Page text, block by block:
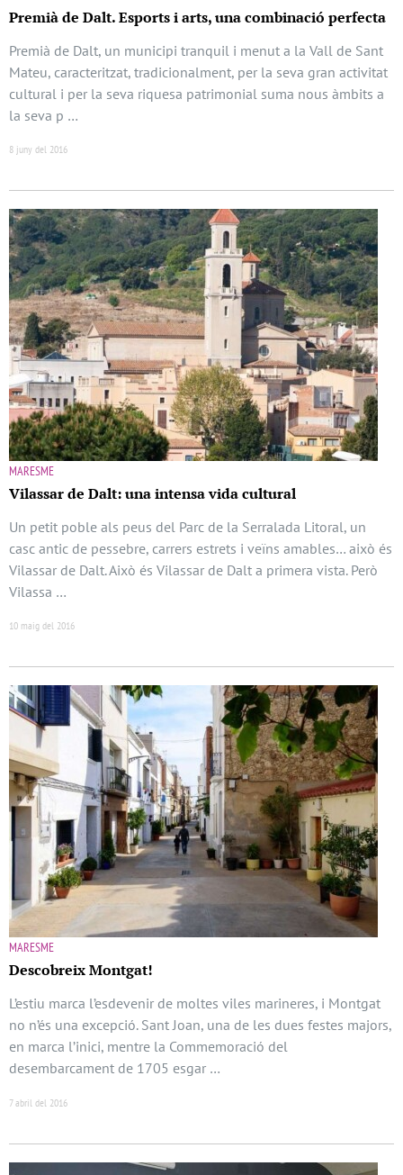
Premià de Dalt. Esports i arts, una combinació perfecta
Premià de Dalt, un municipi tranquil i menut a la Vall de Sant
Mateu, caracteritzat, tradicionalment, per la seva gran activitat
cultural i per la seva riquesa patrimonial suma nous àmbits a
la seva p …
8 juny del 2016
MARESME
Vilassar de Dalt: una intensa vida cultural
Un petit poble als peus del Parc de la Serralada Litoral, un
casc antic de pessebre, carrers estrets i veïns amables… això és
Vilassar de Dalt. Això és Vilassar de Dalt a primera vista. Però
Vilassa …
10 maig del 2016
MARESME
Descobreix Montgat!
L’estiu marca l’esdevenir de moltes viles marineres, i Montgat
no n’és una excepció. Sant Joan, una de les dues festes majors,
en marca l’inici, mentre la Commemoració del
desembarcament de 1705 esgar …
7 abril del 2016